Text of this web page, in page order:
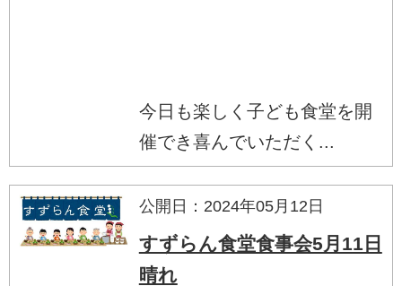
今日も楽しく子ども食堂を開
催でき喜んでいただく...
公開日：2024年05月12日
すずらん食堂食事会5月11日
晴れ